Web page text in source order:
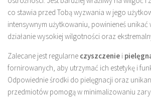
co stawia przed Tobą wyzwania w jego
intensywnym użytkowaniu, powinieneś unikać
działanie wysokiej wilgotności oraz
Zalecane jest regularne czyszczenie i
fornirowanych, aby utrzymać ich estetykę i
Odpowiednie środki do pielęgnacji oraz
przedmiotów pomogą w minimalizowaniu